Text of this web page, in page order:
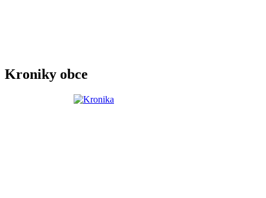
Kroniky obce